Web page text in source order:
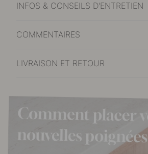
INFOS & CONSEILS D'ENTRETIEN
COMMENTAIRES
LIVRAISON ET RETOUR